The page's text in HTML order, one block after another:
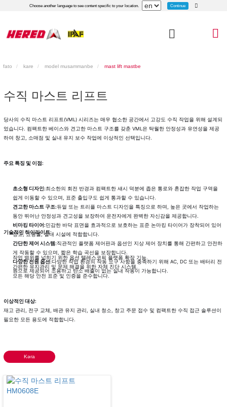
Choose another language to see content specific to your location. Continue
fato kare model musammanbe mast lift mastbe
수직 마스트 리프트
당사의 수직 마스트 리프트(VML) 시리즈는 매우 협소한 공간에서 고강도 수직 작업을 위해 설계되
었습니다. 컴팩트한 베이스와 견고한 마스트 구조를 갖춘 VML은 탁월한 안정성과 유연성을 제공
하여 창고, 소매점 및 실내 유지 보수 작업에 이상적인 선택입니다.
주요 특징 및 이점:
초소형 디자인:최소한의 회전 반경과 컴팩트한 섀시 덕분에 좁은 통로와 혼잡한 작업 구역을
쉽게 이동할 수 있으며, 표준 출입구도 쉽게 통과할 수 있습니다.
견고한 마스트 구조:듀얼 또는 트리플 마스트 디자인을 특징으로 하며, 높은 곳에서 작업하는
동안 뛰어난 안정성과 견고성을 보장하여 운전자에게 완벽한 자신감을 제공합니다.
비마킹 타이어:민감한 바닥 표면을 효과적으로 보호하는 표준 논마킹 타이어가 장착되어 있어
창고, 쇼핑몰, 실내 시설에 적합합니다.
간단한 제어 시스템:직관적인 플랫폼 제어판과 옵션인 지상 제어 장치를 통해 간편하고 안전하
게 작동할 수 있으며, 짧은 학습 곡선을 보장합니다.
다양한 전원 옵션:다양한 작업 환경의 작동 요구 사항을 충족하기 위해 AC, DC 또는 배터리 전
원으로 제공되어 조용하고 탄소 배출이 없는 실내 작동이 가능합니다.
기술적인 하이라이트:
작업 범위를 넓히기 위한 옵션 텔레스코픽 플랫폼 확장 기능.
간편한 유지관리 및 문제 해결을 위한 자체 진단 시스템.
모든 해당 안전 표준 및 인증을 준수합니다.
이상적인 대상:
재고 관리, 전구 교체, 배관 유지 관리, 실내 청소, 창고 주문 접수 및 컴팩트한 수직 접근 솔루션이
필요한 모든 용도에 적합합니다.
Kəra